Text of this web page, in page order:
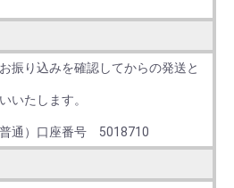
振り込みを確認してからの発送と
いたします。
通）口座番号 5018710